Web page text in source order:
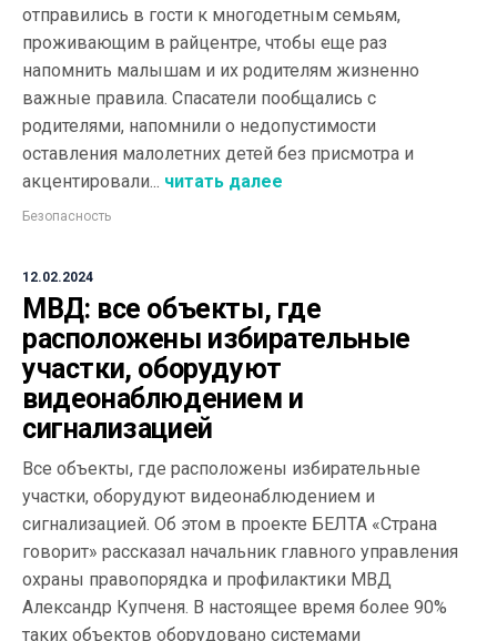
отправились в гости к многодетным семьям,
проживающим в райцентре, чтобы еще раз
напомнить малышам и их родителям жизненно
важные правила. Спасатели пообщались с
родителями, напомнили о недопустимости
оставления малолетних детей без присмотра и
акцентировали... читать далее
Безопасность
12.02.2024
МВД: все объекты, где
расположены избирательные
участки, оборудуют
видеонаблюдением и
сигнализацией
Все объекты, где расположены избирательные
участки, оборудуют видеонаблюдением и
сигнализацией. Об этом в проекте БЕЛТА «Страна
говорит» рассказал начальник главного управления
охраны правопорядка и профилактики МВД
Александр Купченя. В настоящее время более 90%
таких объектов оборудовано системами